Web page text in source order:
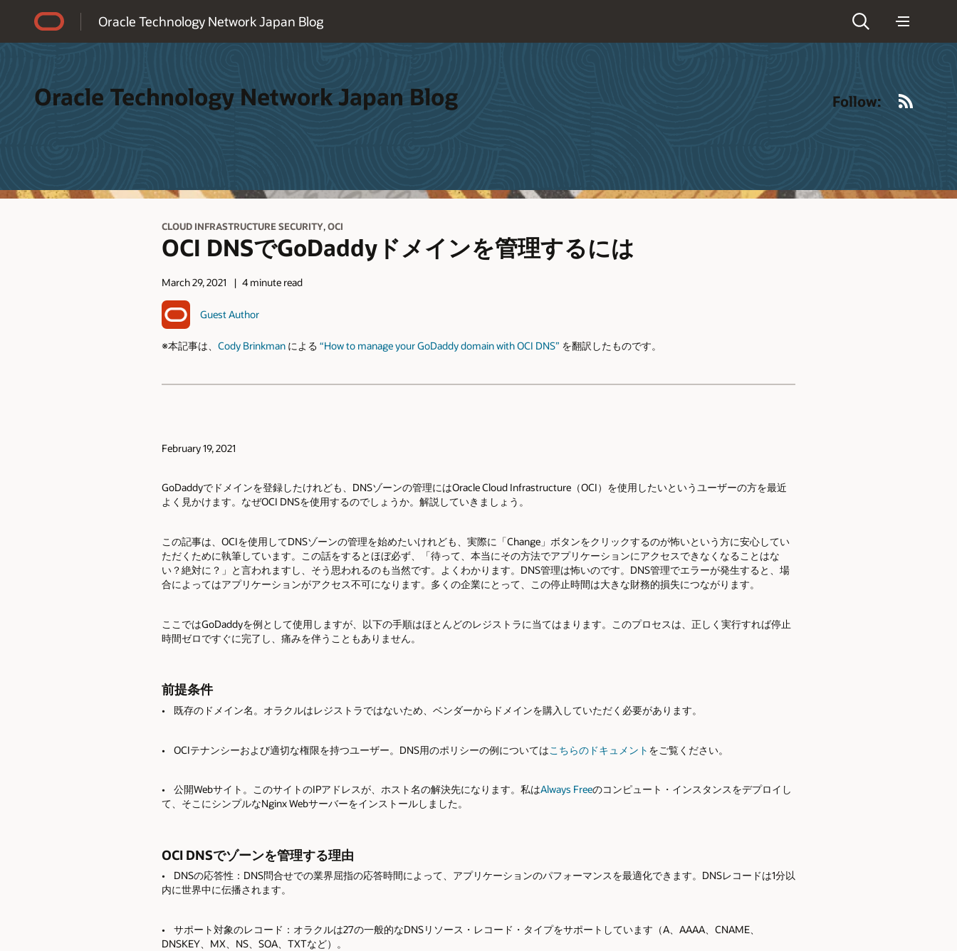
Oracle Technology Network Japan Blog
Oracle Technology Network Japan Blog Follow:
CLOUD INFRASTRUCTURE SECURITY,OCI
OCI DNSでGoDaddyドメインを管理するには
March 29, 2021 4 minute read
Guest Author
※本記事は、 Cody Brinkman による “How to manage your GoDaddy domain with OCI DNS” を翻訳したものです。
February 19, 2021
GoDaddyでドメインを登録したけれども、DNSゾーンの管理にはOracle Cloud Infrastructure（OCI）を使用したいというユーザーの方を最近
よく見かけます。なぜOCI DNSを使用するのでしょうか。解説していきましょう。
この記事は、OCIを使用してDNSゾーンの管理を始めたいけれども、実際に「Change」ボタンをクリックするのが怖いという方に安心してい
ただくために執筆しています。この話をするとほぼ必ず、「待って、本当にその方法でアプリケーションにアクセスできなくなることはな
い？絶対に？」と言われますし、そう思われるのも当然です。よくわかります。DNS管理は怖いのです。DNS管理でエラーが発生すると、場
合によってはアプリケーションがアクセス不可になります。多くの企業にとって、この停止時間は大きな財務的損失につながります。
ここではGoDaddyを例として使用しますが、以下の手順はほとんどのレジストラに当てはまります。このプロセスは、正しく実行すれば停止
時間ゼロですぐに完了し、痛みを伴うこともありません。
前提条件
• 既存のドメイン名。オラクルはレジストラではないため、ベンダーからドメインを購入していただく必要があります。
• OCIテナンシーおよび適切な権限を持つユーザー。DNS用のポリシーの例についてはこちらのドキュメント をご覧ください。
• 公開Webサイト。このサイトのIPアドレスが、ホスト名の解決先になります。私はAlways Freeのコンピュート・インスタンスをデプロイし
て、そこにシンプルなNginx Webサーバーをインストールしました。
OCI DNSでゾーンを管理する理由
• DNSの応答性：DNS問合せでの業界屈指の応答時間によって、アプリケーションのパフォーマンスを最適化できます。DNSレコードは1分以
内に世界中に伝播されます。
• サポート対象のレコード：オラクルは27の一般的なDNSリソース・レコード・タイプをサポートしています（A、AAAA、CNAME、
DNSKEY、MX、NS、SOA、TXTなど）。